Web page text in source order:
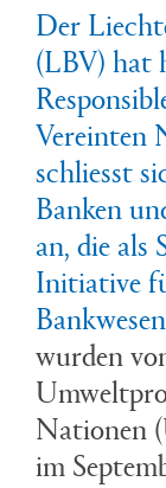
Der
(LBV) hat
Vereinten
schliesst
Banken
an, die als
Initiative
wurden
Nationen
im